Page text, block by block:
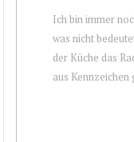
Ich bin immer
was nicht
der Küche das
aus Kennzeichen